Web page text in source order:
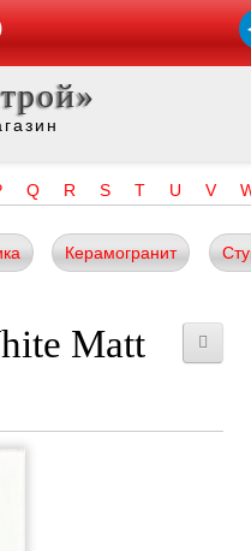
Q R S T U V
Керамогранит
Matt